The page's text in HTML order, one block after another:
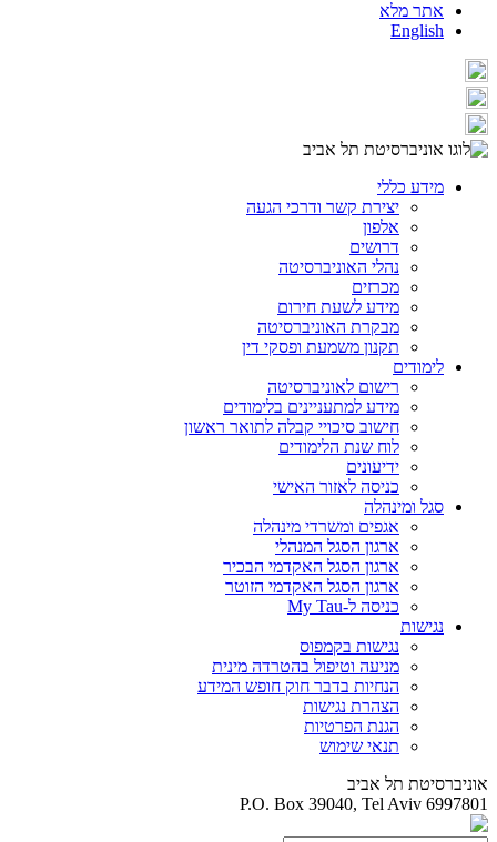
אתר מלא
English
מידע כללי
יצירת קשר ודרכי הגעה
אלפון
דרושים
נהלי האוניברסיטה
מכרזים
מידע לשעת חירום
מבקרת האוניברסיטה
תקנון משמעת ופסקי דין
לימודים
רישום לאוניברסיטה
מידע למתעניינים בלימודים
חישוב סיכויי קבלה לתואר ראשון
לוח שנת הלימודים
ידיעונים
כניסה לאזור האישי
סגל ומינהלה
אגפים ומשרדי מינהלה
ארגון הסגל המנהלי
ארגון הסגל האקדמי הבכיר
ארגון הסגל האקדמי הזוטר
כניסה ל-My Tau
נגישות
נגישות בקמפוס
מניעה וטיפול בהטרדה מינית
הנחיות בדבר חוק חופש המידע
הצהרת נגישות
הגנת הפרטיות
תנאי שימוש
אוניברסיטת תל אביב
P.O. Box 39040, Tel Aviv 6997801